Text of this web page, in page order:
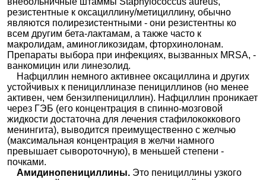
резистентные к оксациллину/метициллину, обычно
являются полирезистентными - они резистентны ко
всем другим бета-лактамам, а также часто к
макролидам, аминогликозидам, фторхинолонам.
Препараты выбора при инфекциях, вызванных MRSA, -
ванкомицин или линезолид.
Нафциллин немного активнее оксациллина и других
устойчивых к пенициллиназе пенициллинов (но менее
активен, чем бензилпенициллин). Нафциллин проникает
через ГЭБ (его концентрация в спинно-мозговой
жидкости достаточна для лечения стафилококкового
менингита), выводится преимущественно с желчью
(максимальная концентрация в желчи намного
превышает сывороточную), в меньшей степени -
почками.
Амидинопенициллины. Это пенициллины узкого